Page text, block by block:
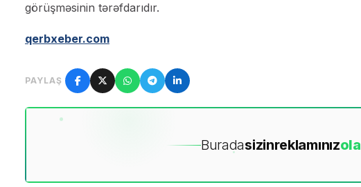
görüşməsinin tərəfdarıdır.
qerbxeber.com
PAYLAŞ
Buradasizinreklamınızola